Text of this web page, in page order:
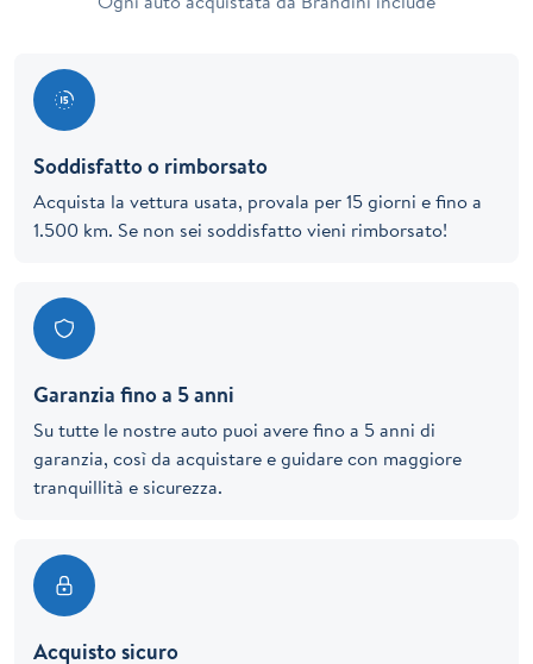
Soddisfatto o rimborsato
Acquista la vettura usata, provala per 15 giorni e fino a
1.500 km. Se non sei soddisfatto vieni rimborsato!
Garanzia fino a 5 anni
Su tutte le nostre auto puoi avere fino a 5 anni di
garanzia, così da acquistare e guidare con maggiore
tranquillità e sicurezza.
Acquisto sicuro